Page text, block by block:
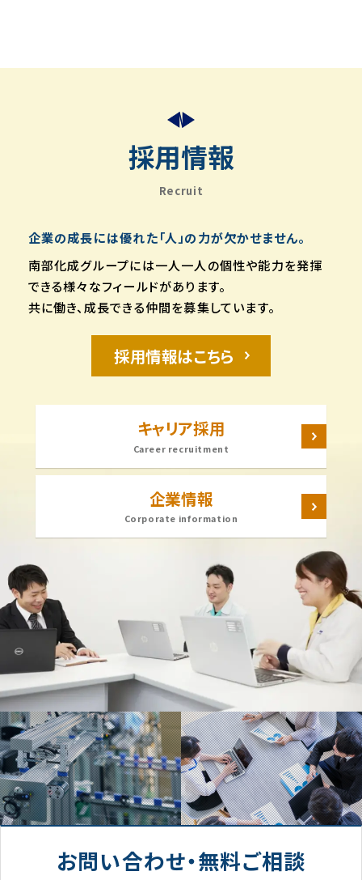
採用情報
Recruit
企業の成長には優れた「人」の力が欠かせません。
南部化成グループには一人一人の個性や能力を発揮
できる様々なフィールドがあります。
共に働き、成長できる仲間を募集しています。
採用情報はこちら
キャリア採用
Career recruitment
企業情報
Corporate information
お問い合わせ・無料ご相談